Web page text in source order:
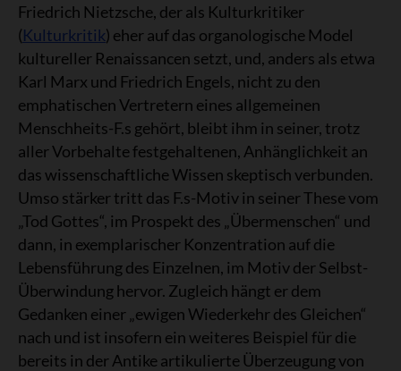
Friedrich Nietzsche, der als Kulturkritiker
(Kulturkritik) eher auf das organologische Model
kultureller Renaissancen setzt, und, anders als etwa
Karl Marx und Friedrich Engels, nicht zu den
emphatischen Vertretern eines allgemeinen
Menschheits-F.s gehört, bleibt ihm in seiner, trotz
aller Vorbehalte festgehaltenen, Anhänglichkeit an
das wissenschaftliche Wissen skeptisch verbunden.
Umso stärker tritt das F.s-Motiv in seiner These vom
„Tod Gottes“, im Prospekt des „Übermenschen“ und
dann, in exemplarischer Konzentration auf die
Lebensführung des Einzelnen, im Motiv der Selbst-
Überwindung hervor. Zugleich hängt er dem
Gedanken einer „ewigen Wiederkehr des Gleichen“
nach und ist insofern ein weiteres Beispiel für die
bereits in der Antike artikulierte Überzeugung von